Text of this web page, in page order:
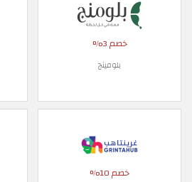
خصم 3%
بلومينج
خصم 10%